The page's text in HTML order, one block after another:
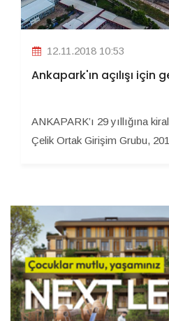
12.11.2018 10:53
Ankapark'ın açılışı için
ANKAPARK’ı 29 yıllığına
Çelik Ortak Girişim Grubu,